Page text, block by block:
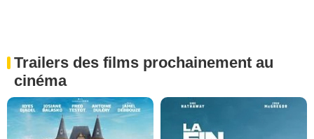
Trailers des films prochainement au
cinéma